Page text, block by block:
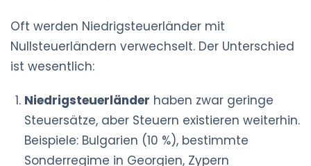
Oft werden Niedrigsteuerländer mit
Nullsteuerländern verwechselt. Der Unterschied
ist wesentlich:
Niedrigsteuerländer haben zwar geringe
Steuersätze, aber Steuern existieren weiterhin.
Beispiele: Bulgarien (10 %), bestimmte
Sonderregime in Georgien, Zypern